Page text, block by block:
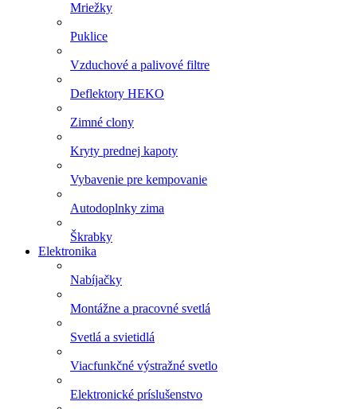
Mriežky
Puklice
Vzduchové a palivové filtre
Deflektory HEKO
Zimné clony
Kryty prednej kapoty
Vybavenie pre kempovanie
Autodoplnky zima
Škrabky
Elektronika
Nabíjačky
Montážne a pracovné svetlá
Svetlá a svietidlá
Viacfunkčné výstražné svetlo
Elektronické príslušenstvo